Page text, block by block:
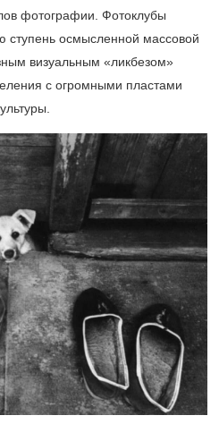
фотографии. Фотоклубы
осмысленной массовой
визуальным «ликбезом»
с огромными пластами